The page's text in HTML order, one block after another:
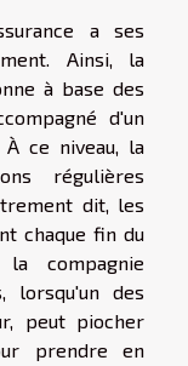
a ses
Ainsi, la
à base des
d'un
ce niveau, la
régulières
dit, les
chaque fin du
compagnie
lorsqu'un des
peut piocher
prendre en